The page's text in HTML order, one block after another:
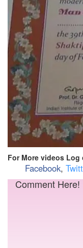
For More videos Log
Facebook,
Comment Here!